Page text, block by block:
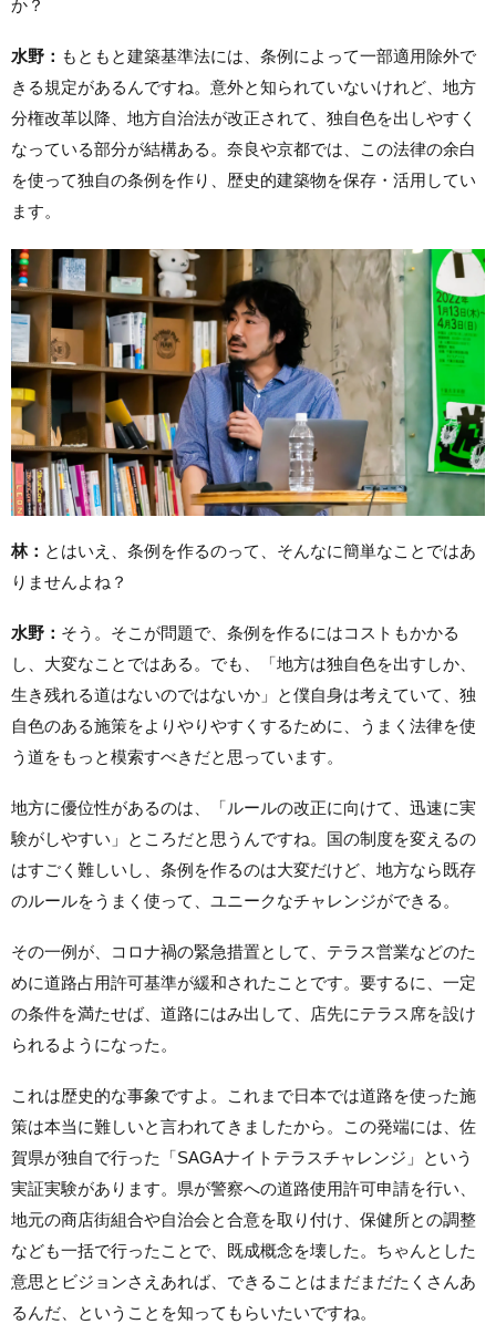
か？
水野： もともと建築基準法には、条例によって一部適用除外で
きる規定があるんですね。意外と知られていないけれど、地方
分権改革以降、地方自治法が改正されて、独自色を出しやすく
なっている部分が結構ある。奈良や京都では、この法律の余白
を使って独自の条例を作り、歴史的建築物を保存・活用してい
ます。
林： とはいえ、条例を作るのって、そんなに簡単なことではあ
りませんよね？
水野： そう。そこが問題で、条例を作るにはコストもかかる
し、大変なことではある。でも、「地方は独自色を出すしか、
生き残れる道はないのではないか」と僕自身は考えていて、独
自色のある施策をよりやりやすくするために、うまく法律を使
う道をもっと模索すべきだと思っています。
地方に優位性があるのは、「ルールの改正に向けて、迅速に実
験がしやすい」ところだと思うんですね。国の制度を変えるの
はすごく難しいし、条例を作るのは大変だけど、地方なら既存
のルールをうまく使って、ユニークなチャレンジができる。
その一例が、コロナ禍の緊急措置として、テラス営業などのた
めに道路占用許可基準が緩和されたことです。要するに、一定
の条件を満たせば、道路にはみ出して、店先にテラス席を設け
られるようになった。
これは歴史的な事象ですよ。これまで日本では道路を使った施
策は本当に難しいと言われてきましたから。この発端には、佐
賀県が独自で行った「SAGAナイトテラスチャレンジ」という
実証実験があります。県が警察への道路使用許可申請を行い、
地元の商店街組合や自治会と合意を取り付け、保健所との調整
なども一括で行ったことで、既成概念を壊した。ちゃんとした
意思とビジョンさえあれば、できることはまだまだたくさんあ
るんだ、ということを知ってもらいたいですね。